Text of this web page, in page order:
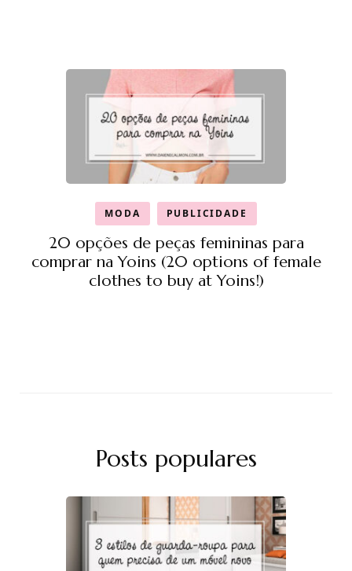
MODA PUBLICIDADE
20 opções de peças femininas para
comprar na Yoins (20 options of female
clothes to buy at Yoins!)
Posts populares